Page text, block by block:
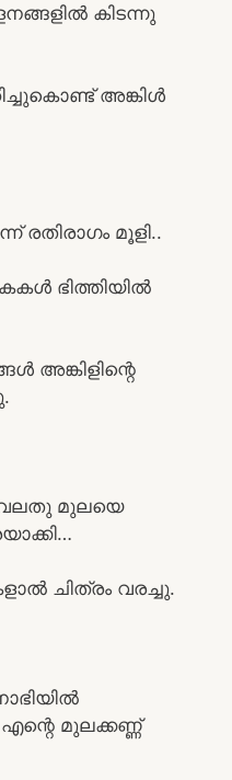
കിടന്നു
അങ്കിൾ
രതിരാഗം മൂളി..
ഭിത്തിയിൽ
അങ്കിളിന്റെ
വലതു മുലയെ
ചിത്രം വരച്ചു.
മുലക്കണ്ണ്